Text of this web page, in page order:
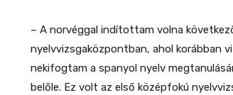
– A norvéggal indítottam volna
nyelvvizsgaközpontban, ahol korábban
nekifogtam a spanyol nyelv
belőle. Ez volt az első középfokú